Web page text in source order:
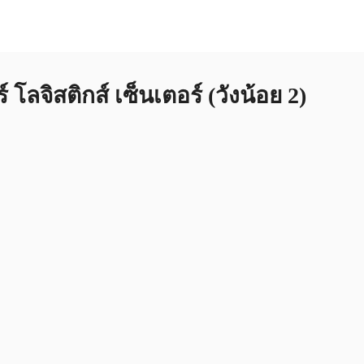
ยวกับ JLL อสังหาริมทรัพย์ที่บันทึกไว้
โลจิสติกส์ เซ็นเตอร์ (วังน้อย 2)